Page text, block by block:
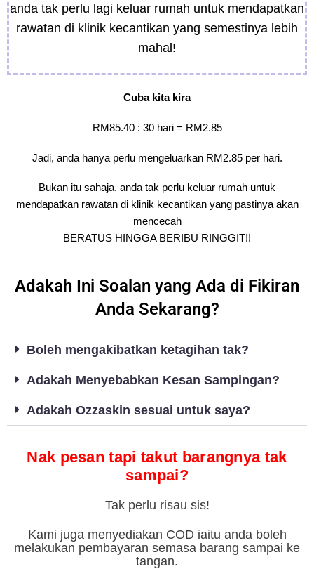
anda tak perlu lagi keluar rumah untuk mendapatkan
rawatan di klinik kecantikan yang semestinya lebih
mahal!
Cuba kita kira
RM85.40 : 30 hari = RM2.85
Jadi, anda hanya perlu mengeluarkan RM2.85 per hari.
Bukan itu sahaja, anda tak perlu keluar rumah untuk
mendapatkan rawatan di klinik kecantikan yang pastinya akan
mencecah
BERATUS HINGGA BERIBU RINGGIT!!
Adakah Ini Soalan yang Ada di Fikiran
Anda Sekarang?
Boleh mengakibatkan ketagihan tak?
Adakah Menyebabkan Kesan Sampingan?
Adakah Ozzaskin sesuai untuk saya?
Nak pesan tapi takut barangnya tak
sampai?
Tak perlu risau sis!
Kami juga menyediakan COD iaitu anda boleh
melakukan pembayaran semasa barang sampai ke
tangan.